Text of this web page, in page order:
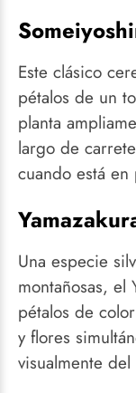
Este clásico
pétalos de un
planta
largo de
cuando está
Una especie
montañosas, el
pétalos de
y flores
visualmente